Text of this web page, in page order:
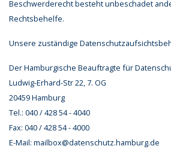
Beschwerderecht besteht unbeschadet
Rechtsbehelfe.
Unsere zuständige
Der Hamburgische Beauftragte für
Ludwig-Erhard-Str 22, 7. OG
20459 Hamburg
Tel.: 040 / 428 54 - 4040
Fax: 040 / 428 54 - 4000
E-Mail: mailbox@datenschutz.hamburg.de